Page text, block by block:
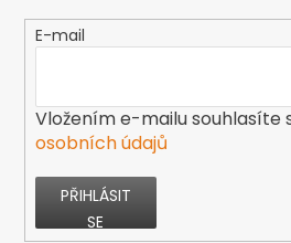
E-mail
Vložením e-mailu souhlasíte
osobních údajů
PŘIHLÁSIT
SE